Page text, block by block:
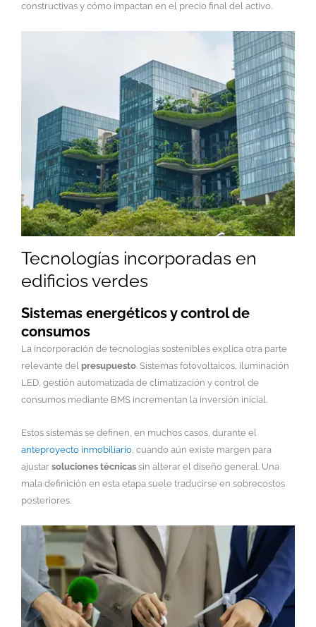
constructivas y cómo impactan en el precio final del activo.
Tecnologías incorporadas en
edificios verdes
Sistemas energéticos y control de
consumos
La incorporación de tecnologías sostenibles explica otra parte
relevante del presupuesto. Sistemas fotovoltaicos, iluminación
LED, gestión automatizada de climatización y control de
consumos mediante BMS incrementan la inversión inicial.
Estos sistemas se definen, en muchos casos, durante el
anteproyecto inmobiliario, cuando aún existe margen para
ajustar soluciones técnicas sin alterar el diseño general. Una
mala definición en esta etapa suele traducirse en sobrecostos
posteriores.